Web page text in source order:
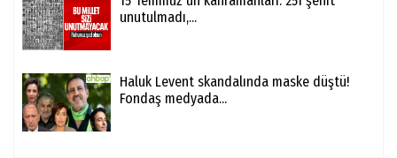
unutulmadı,...
Haluk Levent skandalında maske düştü!
Fondaş medyada...